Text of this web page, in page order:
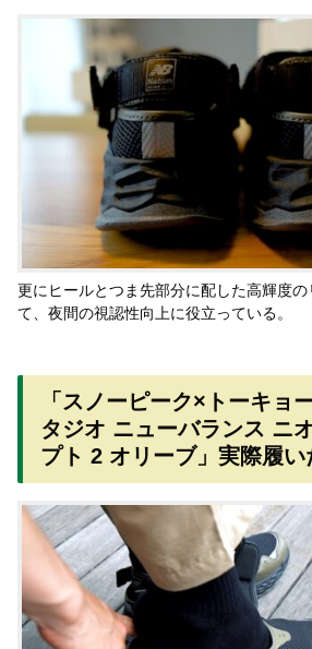
更にヒールとつま先部分に配した高輝度の
て、夜間の視認性向上に役立っている。
「スノーピーク×トーキョ
タジオ ニューバランス ニ
プト 2 オリーブ」実際履い